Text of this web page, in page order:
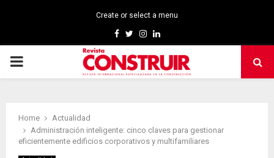
Create or select a menu
Facebook
TwitterInstagram
Linkedin
PRIMARY
Home
Actualidad
Administración inteligente: cinco claves para gestionar
eficientemente edificios corporativos y multifamiliares